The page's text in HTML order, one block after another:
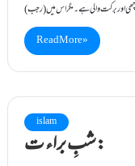
Read More »
islam
شبِ براء ت: